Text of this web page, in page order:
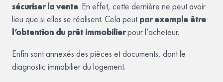
sécuriser la vente. En effet, cette dernière ne peut avoir
lieu que si elles se réalisent. Cela peut par exemple être
l’obtention du prêt immobilierpour l’acheteur.
Enfin sont annexés des pièces et documents, dont le
diagnostic immobilier du logement.